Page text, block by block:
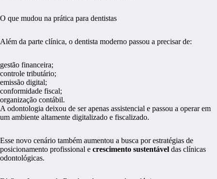
O que mudou na prática para dentistas
Além da parte clínica, o dentista moderno passou a precisar de:
gestão financeira;
controle tributário;
emissão digital;
conformidade fiscal;
organização contábil.
A odontologia deixou de ser apenas assistencial e passou a operar em
um ambiente altamente digitalizado e fiscalizado.
Esse novo cenário também aumentou a busca por estratégias de
posicionamento profissional e crescimento sustentável das clínicas
odontológicas.